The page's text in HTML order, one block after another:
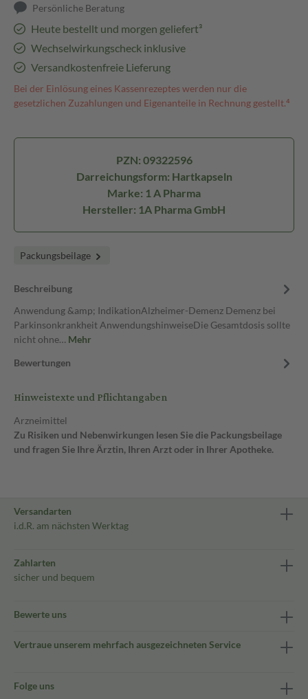
Persönliche Beratung
Heute bestellt und morgen geliefert³
Wechselwirkungscheck inklusive
Versandkostenfreie Lieferung
Bei der Einlösung eines Kassenrezeptes werden nur die
gesetzlichen Zuzahlungen und Eigenanteile in Rechnung gestellt.⁴
PZN: 09322596
Darreichungsform: Hartkapseln
Marke: 1 A Pharma
Hersteller: 1A Pharma GmbH
Packungsbeilage
Beschreibung
Anwendung &amp; IndikationAlzheimer-Demenz Demenz bei
Parkinsonkrankheit AnwendungshinweiseDie Gesamtdosis sollte
nicht ohne… Mehr
Bewertungen
Hinweistexte und Pflichtangaben
Arzneimittel
Zu Risiken und Nebenwirkungen lesen Sie die Packungsbeilage
und fragen Sie Ihre Ärztin, Ihren Arzt oder in Ihrer Apotheke.
Versandarten
i.d.R. am nächsten Werktag
Zahlarten
sicher und bequem
Bewerte uns
Vertraue unserem mehrfach ausgezeichneten Service
Folge uns